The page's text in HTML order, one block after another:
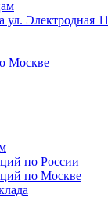
Электродная 11
Москве
по России
по Москве